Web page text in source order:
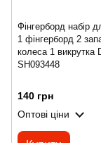
Фінгерборд набір
1 фінгерборд 2
колеса 1 викрутка
SH093448
140 грн
Оптові ціни